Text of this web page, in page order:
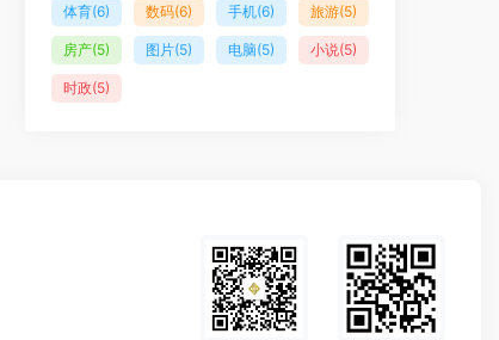
体育(6) 数码(6) 手机(6) 旅游(5)
房产(5) 图片(5) 电脑(5) 小说(5)
时政(5)